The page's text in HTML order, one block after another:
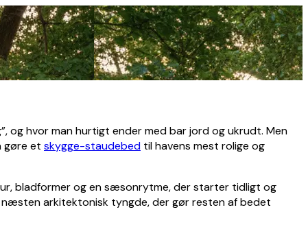
og hvor man hurtigt ender med bar jord og ukrudt. Men
gøre et skygge-staudebed til havens mest rolige og
bladformer og en sæsonrytme, der starter tidligt og
næsten arkitektonisk tyngde, der gør resten af bedet